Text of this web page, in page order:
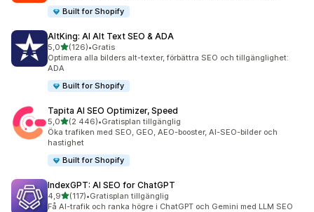
Built for Shopify
AltKing: AI Alt Text SEO & ADA
5,0av 5 stjärnor
(126)
126 recensioner totalt
•Gratis
Optimera alla bilders alt-texter, förbättra SEO och tillgänglighet:
ADA
Built for Shopify
Tapita AI SEO Optimizer, Speed
5,0av 5 stjärnor
(2 446)
2446 recensioner totalt
•Gratisplan tillgänglig
Öka trafiken med SEO, GEO, AEO-booster, AI-SEO-bilder och
hastighet
Built for Shopify
IndexGPT: AI SEO for ChatGPT
4,9av 5 stjärnor
(117)
117 recensioner totalt
•Gratisplan tillgänglig
Få AI-trafik och ranka högre i ChatGPT och Gemini med LLM SEO